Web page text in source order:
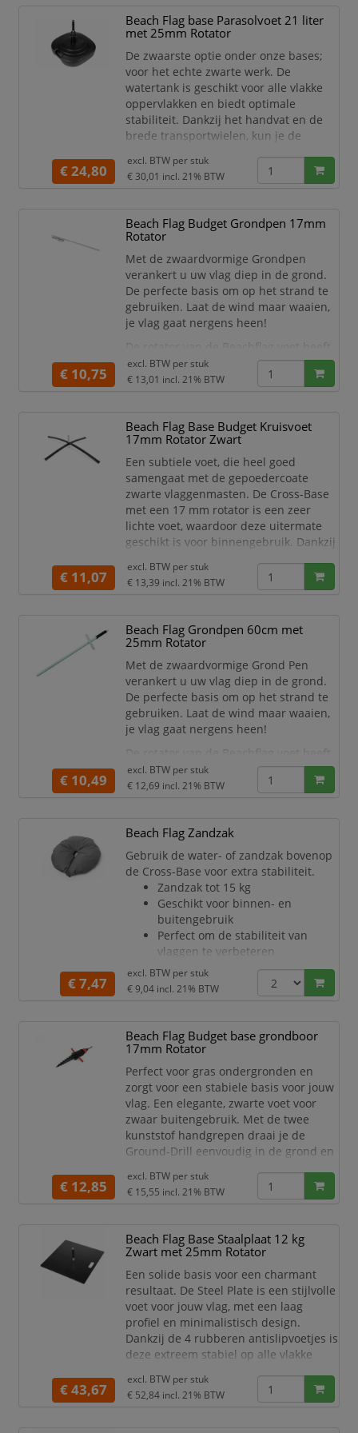
Makkelijk te monteren
Sterke 17 mm rotator inbegrepen
Breedte (mm) 50
Hoogte (mm) 605
Lengte (mm) 40
Gewicht (kg) 1,
Beach Flag base Parasolvoet 21 liter
met 25mm Rotator
De zwaarste optie onder onze bases;
voor het echte zwarte werk. De
watertank is geschikt voor alle vlakke
oppervlakken en biedt optimale
stabiliteit. Dankzij het handvat en de
brede transportwielen, kun je de
de gewenste locatie, zelfs als deze met
water is gevuld!
een diameter van 25 mm en is geschikt
voor de Beach Flag Alu, Beach Flag
Fiber & Promo Flag Moon & Leaf.
€ 24,80
excl. BTW perstuk
€ 30,01 incl. 21% BTW
Beach Flag Budget Grondpen 17mm
Rotator
Met de zwaardvormige Grondpen
verankert u uw vlag diep in de grond.
De perfecte basis om op het strand te
gebruiken. Laat de wind maar waaien,
je vlag gaat nergens heen!
De rotator van de Beachflag voet heeft
een diameter van 17 mm en is geschikt
voor de Beach Flag Budget
Makkelijk te monteren
Sterke 17 mm rotator inbegrepen
Breedte (mm) 50
Hoogte (mm) 605
Leng
€ 10,75
excl. BTW perstuk
€ 13,01 incl. 21% BTW
Beach Flag Base Budget Kruisvoet
17mm Rotator Zwart
Een subtiele voet, die heel goed
samengaat met de gepoedercoate
zwarte vlaggenmasten. De Cross-Base
met een 17 mm rotator is een zeer
lichte voet, waardoor deze uitermate
geschikt is voor binnengebruik. Dankzij
beach flag zeer stabiel. Gebruik de
water- of zandzak bovenop de Cross-
De rotator van de Beachflag voet heeft
een diameter van 17 mm en is geschikt
voor de Beach Flag B
€ 11,07
excl. BTW perstuk
€ 13,39 incl. 21% BTW
Beach Flag Grondpen 60cm met
25mm Rotator
Met de zwaardvormige Grond Pen
verankert u uw vlag diep in de grond.
De perfecte basis om op het strand te
gebruiken. Laat de wind maar waaien,
je vlag gaat nergens heen!
De rotator van de Beachflag voet heeft
een diameter van 25 mm en is geschikt
voor de Beach Flag Alu, Beach Flag
semi-compacte grond
Makkelijk te monteren
Sterke rotator inbegrepen
Breedte (m
€ 10,49
excl. BTW perstuk
€ 12,69 incl. 21% BTW
Beach Flag Zandzak
Gebruik de water- of zandzak bovenop
de Cross-Base voor extra stabiliteit.
Zandzak tot 15 kg
Geschikt voor binnen- en
buitengebruik
Perfect om de stabiliteit van
vlaggen te verbeteren
Eenvoudig te vullen
Breedte (mm) 470
Nettogewicht (kg) 0,17
Totaal gewicht (kg) 0,17
Garantie (m) 12
€ 7,47
excl. BTW perstuk
€ 9,04 incl. 21% BTW
Beach Flag Budget base grondboor
17mm Rotator
Perfect voor gras ondergronden en
zorgt voor een stabiele basis voor jouw
vlag. Een elegante, zwarte voet voor
zwaar buitengebruik. Met de twee
kunststof handgrepen draai je de
Ground-Drill eenvoudig in de grond en
een diameter van 17 mm en is
daarmee een geschikte voet voor de
gebruiken bij de ingang van jouw
winkel, in openbare buitenruimtes of
€ 12,85
excl. BTW perstuk
€ 15,55 incl. 21% BTW
Beach Flag Base Staalplaat 12 kg
Zwart met 25mm Rotator
Een solide basis voor een charmant
resultaat. De Steel Plate is een stijlvolle
voet voor jouw vlag, met een laag
profiel en minimalistisch design.
Dankzij de 4 rubberen antislipvoetjes is
deze extreem stabiel op alle vlakke
voor jou zeer eenvoudig om de
staalplaat te vervoeren. De 12 KG
€ 43,67
excl. BTW perstuk
€ 52,84 incl. 21% BTW